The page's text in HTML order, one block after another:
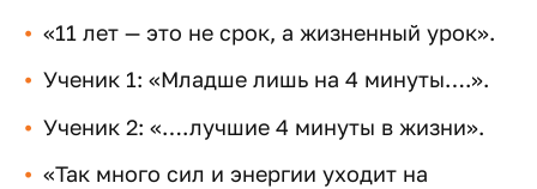
«11 лет — это не срок, а жизненный урок».
Ученик 1: «Младше лишь на 4 минуты….».
Ученик 2: «….лучшие 4 минуты в жизни».
«Так много сил и энергии уходит на